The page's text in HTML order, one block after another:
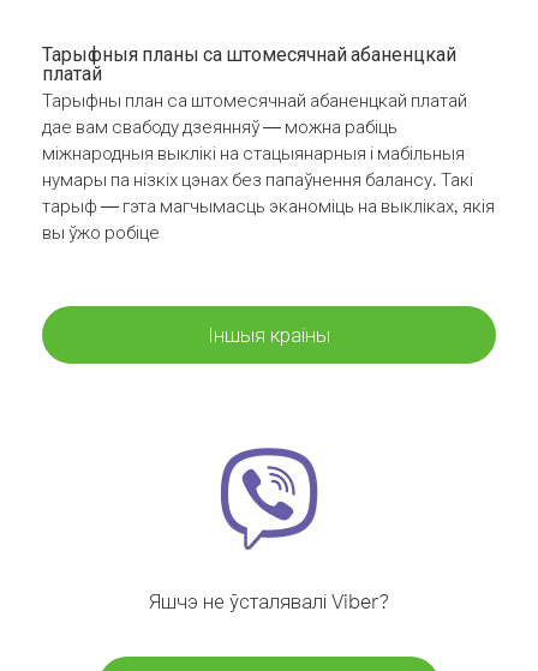
Тарыфныя планы са штомесячнай абаненцкай
платай
Тарыфны план са штомесячнай абаненцкай платай
дае вам свабоду дзеянняў — можна рабіць
міжнародныя выклікі на стацыянарныя і мабільныя
нумары па нізкіх цэнах без папаўнення балансу. Такі
тарыф — гэта магчымасць эканоміць на выкліках, якія
вы ўжо робіце
Іншыя краіны
Яшчэ не ўсталявалі Viber?